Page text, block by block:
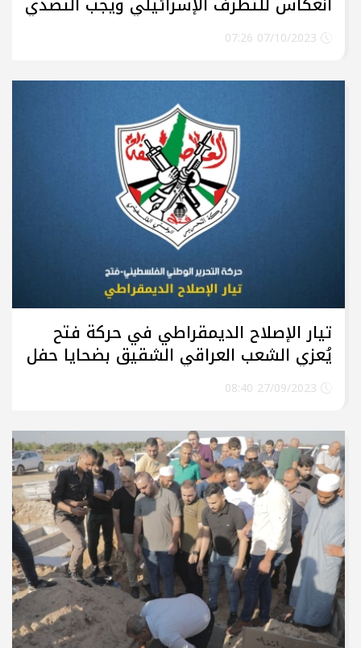
لجرائم كبرى يخطط لها الاحتلال
تيار الإصلاح الديمقراطي في حركة فتح
يُعزي الشعب العراقي الشقيق بضحايا حفل
الزفاف